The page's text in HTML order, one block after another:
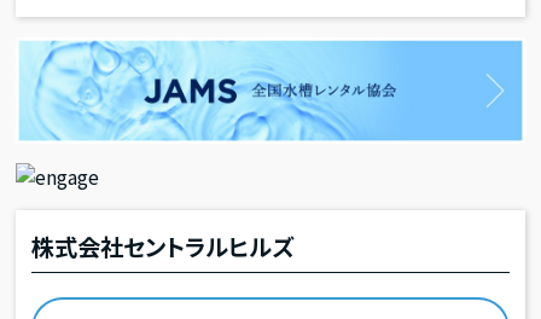
株式会社セントラルヒルズ